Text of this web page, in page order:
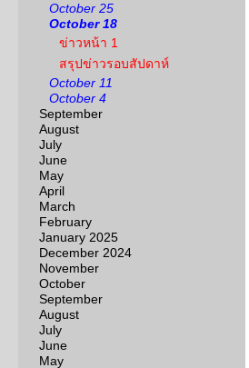
October 25
October 18
ข่าวหน้า 1
สรุปข่าวรอบสัปดาห์
October 11
October 4
September
August
July
June
May
April
March
February
January 2025
December 2024
November
October
September
August
July
June
May